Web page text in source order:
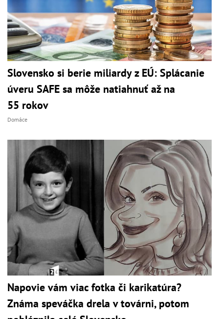
Slovensko si berie miliardy z EÚ: Splácanie
úveru SAFE sa môže natiahnuť až na
55 rokov
Domáce
Napovie vám viac fotka či karikatúra?
Známa speváčka drela v továrni, potom